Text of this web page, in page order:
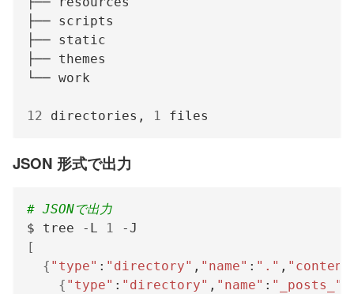
12 directories, 1
JSON 形式で出力
# JSONで出力
$ tree -L
1
[
{ "type" : "directory" , "name" : "." ,
{ "type" : "directory" , "name" : "_posts_"